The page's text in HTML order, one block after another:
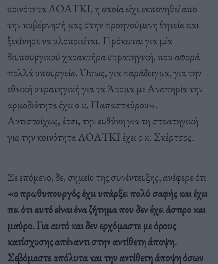
κοινότητα ΛΟΑΤΚΙ, η οποία είχε εκπονηθεί απο
την κυβέρνησή μας στην προηγούμενη θητεία και
ξεκίνησε να υλοποιείται. Πρόκειται για μία
διυπουργικού χαρακτήρα στρατηγική, που αφορά
πολλά υπουργεία. Όπως, για παράδειγμα, για την
εθνική στρατηγική για τα Άτομα με Αναπηρία την
αρμοδιότητα έχει ο κ. Παπασταύρου».
Αντιστοίχως, έτσι, την ευθύνη για τη στρατηγική
για την κοινότητα ΛΟΑΤΚΙ έχει ο κ. Σκέρτσος.
Σε επόμενο, δε, σημείο της συνέντευξης, ανέφερε ότι
«ο πρωθυπουργός έχει υπάρξει πολύ σαφής και έχει
πει ότι αυτό είναι ένα ζήτημα που δεν έχει άσπρο και
μαύρο. Για αυτό και δεν ερχόμαστε με όρους
κατίσχυσης απέναντι στην αντίθετη άποψη.
Σεβόμαστε απόλυτα και την αντίθετη άποψη όσων